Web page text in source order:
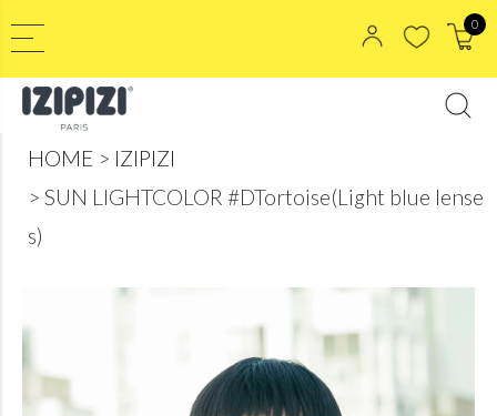
0
HOME
IZIPIZI
SUN LIGHTCOLOR #DTortoise(Light blue lense
s)